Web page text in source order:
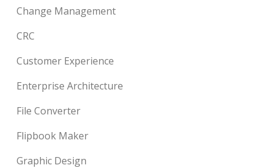
Change Management
CRC
Customer Experience
Enterprise Architecture
File Converter
Flipbook Maker
Graphic Design